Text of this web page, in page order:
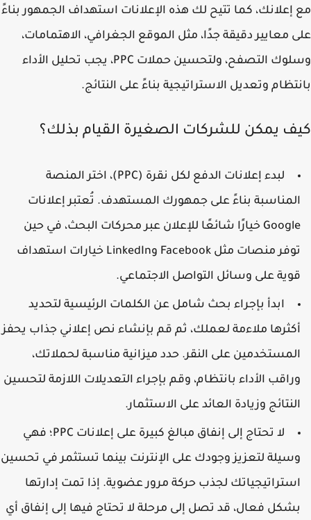
إعلانك، كما تتيح لك هذه الإعلانات استهداف الجمهور بناءً
معايير دقيقة جدًا، مثل الموقع الجغرافي، الاهتمامات،
وسلوك التصفح، ولتحسين حملات PPC، يجب تحليل الأداء
وتعديل الاستراتيجية بناءً على النتائج.
يمكن للشركات الصغيرة القيام بذلك؟
لبدء إعلانات الدفع لكل نقرة (PPC)، اختر المنصة
بناءً على جمهورك المستهدف. تُعتبر إعلانات
Google خيارًا شائعًا للإعلان عبر محركات البحث، في حين
توفر منصات مثل Facebook وLinkedIn خيارات استهداف
على وسائل التواصل الاجتماعي.
ابدأ بإجراء بحث شامل عن الكلمات الرئيسية لتحديد
ملاءمة لعملك، ثم قم بإنشاء نص إعلاني جذاب يحفز
على النقر. حدد ميزانية مناسبة لحملاتك،
الأداء بانتظام، وقم بإجراء التعديلات اللازمة لتحسين
وزيادة العائد على الاستثمار.
لا تحتاج إلى إنفاق مبالغ كبيرة على إعلانات PPC؛ فهي
لتعزيز وجودك على الإنترنت بينما تستثمر في تحسين
لجذب حركة مرور عضوية. إذا تمت إدارتها
فعال، قد تصل إلى مرحلة لا تحتاج فيها إلى إنفاق أي